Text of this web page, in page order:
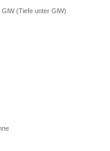
(Tiefe unter GlW)